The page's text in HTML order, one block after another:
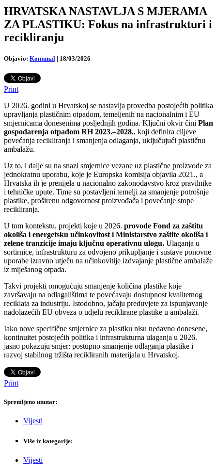
HRVATSKA NASTAVLJA S MJERAMA
ZA PLASTIKU: Fokus na infrastrukturi i
recikliranju
Objavio: Komunal | 18/03/2026
Print
U 2026. godini u Hrvatskoj se nastavlja provedba postojećih politika
upravljanja plastičnim otpadom, temeljenih na nacionalnim i EU
smjernicama donesenima posljednjih godina. Ključni okvir čini Plan
gospodarenja otpadom RH 2023.–2028., koji definira ciljeve
povećanja recikliranja i smanjenja odlaganja, uključujući plastičnu
ambalažu.
Uz to, i dalje su na snazi smjernice vezane uz plastične proizvode za
jednokratnu uporabu, koje je Europska komisija objavila 2021., a
Hrvatska ih je prenijela u nacionalno zakonodavstvo kroz pravilnike
i tehničke upute. Time su postavljeni temelji za smanjenje potrošnje
plastike, proširenu odgovornost proizvođača i povećanje stope
recikliranja.
U tom kontekstu, projekti koje u 2026. provode Fond za zaštitu
okoliša i energetsku učinkovitost i Ministarstvo zaštite okoliša i
zelene tranzicije imaju ključnu operativnu ulogu. Ulaganja u
sortirnice, infrastrukturu za odvojeno prikupljanje i sustave ponovne
uporabe izravno utječu na učinkovitije izdvajanje plastične ambalaže
iz miješanog otpada.
Takvi projekti omogućuju smanjenje količina plastike koje
završavaju na odlagalištima te povećavaju dostupnost kvalitetnog
reciklata za industriju. Istodobno, jačaju preduvjete za ispunjavanje
nadolazećih EU obveza o udjelu reciklirane plastike u ambalaži.
Iako nove specifične smjernice za plastiku nisu nedavno donesene,
kontinuitet postojećih politika i infrastrukturna ulaganja u 2026.
jasno pokazuju smjer: postupno smanjenje odlaganja plastike i
razvoj stabilnog tržišta recikliranih materijala u Hrvatskoj.
Print
Spremljeno unutar:
Vijesti
Više iz kategorije:
Vijesti